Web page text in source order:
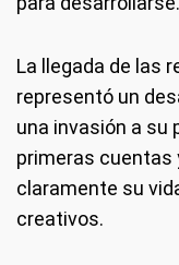
La llegada de las
representó un
una invasión a su
primeras cuentas
claramente su
creativos.